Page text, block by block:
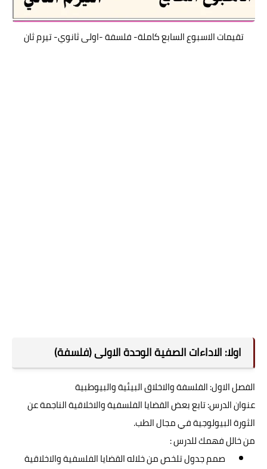
تقيمات الاسبوع السابع كاملة- فلسفة -اولى ثانوي- تيرم ثان
اولا: الاداءات الصفية الوحدة الاولى (فلسفة)
الفصل الاول: الفلسفة والاخلاق البيئية والبيوطبية
عنوان الدرس: تابع بعض القضايا الفلسفية والاخلاقية الناجمة عن
الثورة البيولوجية في مجال الطب.
من خالل فهمك للدرس :
صمم جدول تلخص من خلاله القضايا الفلسفية والاخلاقية